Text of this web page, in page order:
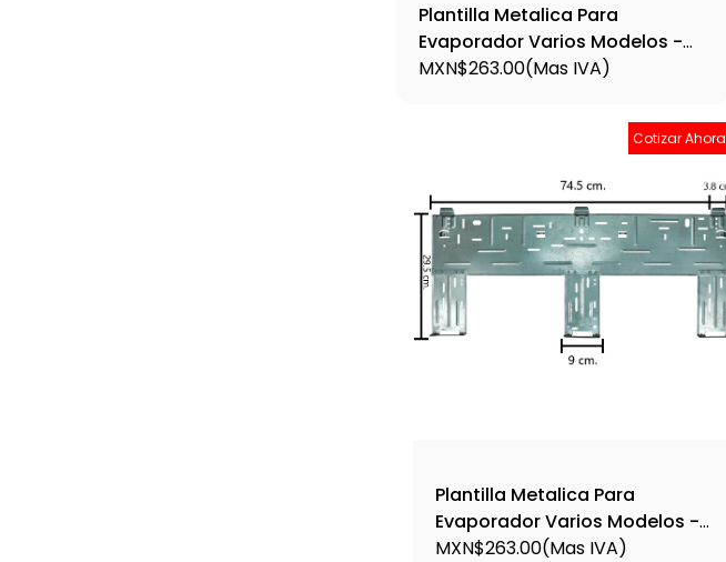
Plantilla Metalica Para
Evaporador Varios Modelos -
Plant5
MXN$263.00(Mas IVA)
Cotizar Ahora
Plantilla Metalica Para
Evaporador Varios Modelos -
Plant8
MXN$263.00(Mas IVA)